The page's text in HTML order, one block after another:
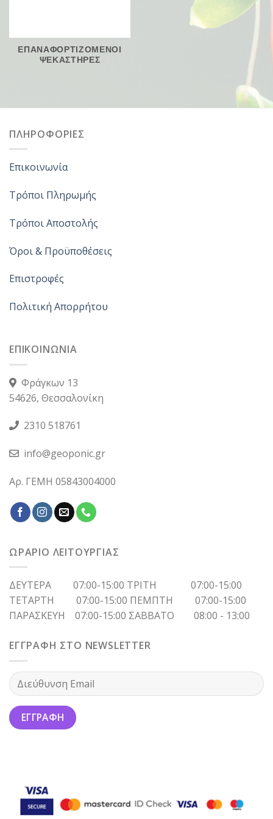
ΕΠΑΝΑΦΟΡΤΙΖΟΜΕΝΟΙ
ΨΕΚΑΣΤΗΡΕΣ
ΠΛΗΡΟΦΟΡΙΕΣ
Επικοινωνία
Τρόποι Πληρωμής
Τρόποι Αποστολής
Όροι & Προϋποθέσεις
Επιστροφές
Πολιτική Απορρήτου
ΕΠΙΚΟΙΝΩΝΙΑ
Φράγκων 13
54626, Θεσσαλονίκη
2310 518761
info@geoponic.gr
Αρ. ΓΕΜΗ 05843004000
ΩΡΑΡΙΟ ΛΕΙΤΟΥΡΓΙΑΣ
ΔΕΥΤΕΡΑ 07:00-15:00 ΤΡΙΤΗ 07:00-15:00
ΤΕΤΑΡΤΗ 07:00-15:00 ΠΕΜΠΤΗ 07:00-15:00
ΠΑΡΑΣΚΕΥΗ 07:00-15:00 ΣΑΒΒΑΤΟ 08:00 - 13:00
ΕΓΓΡΑΦΗ ΣΤΟ NEWSLETTER